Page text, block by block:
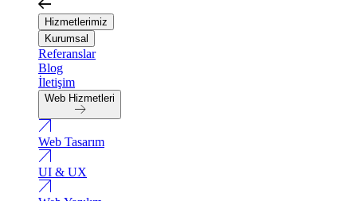
Hizmetlerimiz
Kurumsal
Referanslar
Blog
İletişim
Web Hizmetleri
Web Tasarım
UI & UX